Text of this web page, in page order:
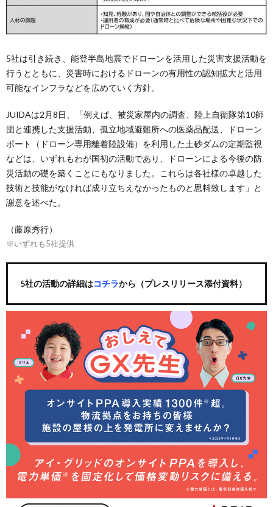
5社は引き続き、能登半島地震でドローンを活用した災害支援活動を
行うとともに、災害時におけるドローンの有用性の認知拡大と活用
可能なインフラなどを広めていく方針。
JUIDAは2月8日、「例えば、被災家屋内の調査、陸上自衛隊第10師
団と連携した支援活動、孤立地域避難所への医薬品配送、ドローン
ポート（ドローン専用離着陸設備）を利用した土砂ダムの定期監視
などは、いずれもわが国初の活動であり、ドローンによる今後の防
災活動の礎を築くことにもなりました。これらは各社様の卓越した
技術と技能がなければ成り立ちえなかったものと思料致します」と
謝意を述べた。
（藤原秀行）
※いずれも5社提供
5社の活動の詳細はコチラから（プレスリリース添付資料）